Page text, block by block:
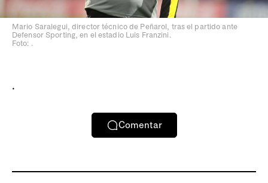
Mario Saralegui, director técnico de Peñarol, tras el partido ante
Defensor Sporting, en el estadio Luis Franzini.
Foto: .
.
Comentar